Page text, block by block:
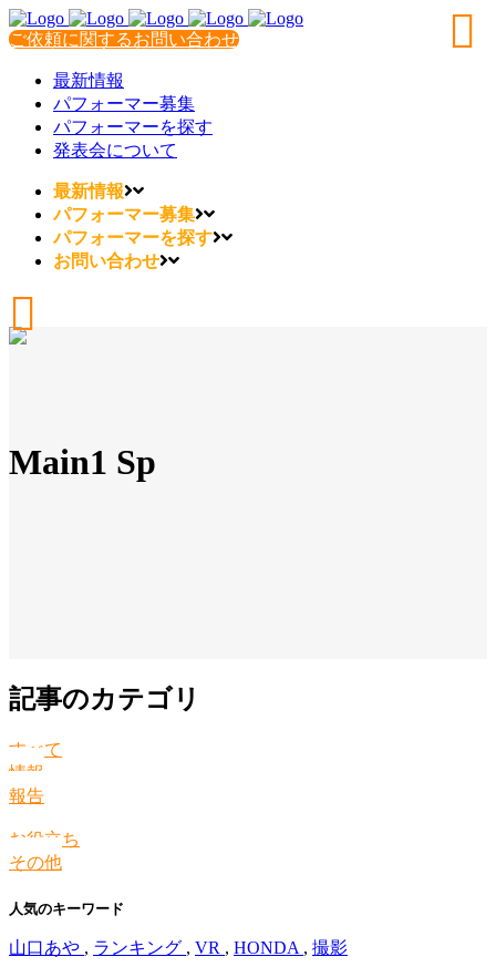
ご依頼に関するお問い合わせ
最新情報
パフォーマー募集
パフォーマーを探す
発表会について
最新情報
パフォーマー募集
パフォーマーを探す
お問い合わせ
Main1 Sp
記事のカテゴリ
すべて
情報
報告
お役立ち
その他
人気のキーワード
山口あや , ランキング , VR , HONDA , 撮影